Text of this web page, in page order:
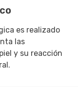
es realizado
las
y su reacción